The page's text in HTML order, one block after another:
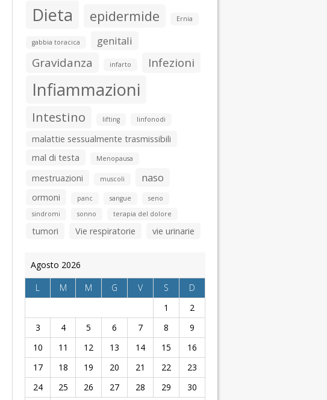
Dieta epidermide Ernia
gabbia toracica genitali
Gravidanza infarto Infezioni
Infiammazioni
Intestino lifting linfonodi
malattie sessualmente trasmissibili
mal di testa
Menopausa
mestruazioni muscoli naso
ormoni panc sangue
seno
sindromi
sonno terapia del dolore
tumori Vie respiratorie vie urinarie
Agosto 2026
L
M M G V S
D
1
2
3
4 5 6 7 8
9
10
11 12 13 14 15
16
17
18 19 20 21 22
23
24
25 26 27 28 29 30